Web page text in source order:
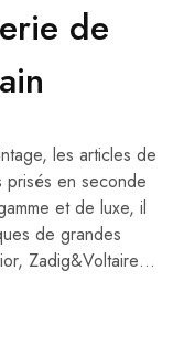
de
les articles de
prisés en seconde
et de luxe, il
de grandes
Zadig&Voltaire…